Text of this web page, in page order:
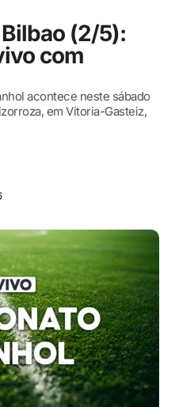
(2/5):
com
acontece neste sábado
em Vitoria-Gasteiz,